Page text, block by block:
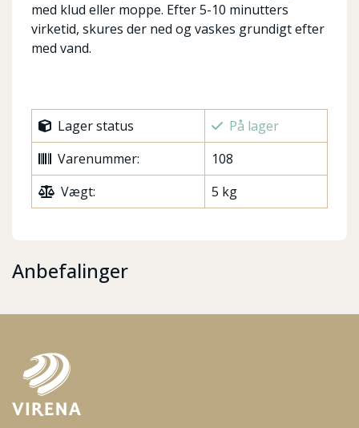
med klud eller moppe. Efter 5-10 minutters
virketid, skures der ned og vaskes grundigt efter
med vand.
Lager status
På lager
Varenummer:
108
Vægt:
5 kg
Anbefalinger